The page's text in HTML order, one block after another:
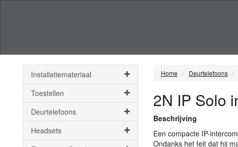
Installatiemateriaal
Toestellen
Deurtelefoons
Headsets
Home Deurtelefoons
2N IP Solo
Beschrijving
Een compacte IP-
Ondanks het feit dat hij